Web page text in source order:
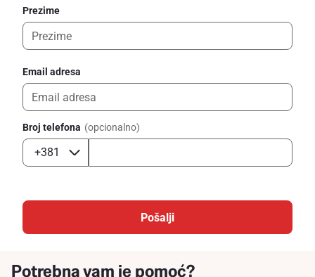
Prezime
Email adresa
Broj telefona (opcionalno)
Pošalji
Potrebna vam je pomoć?